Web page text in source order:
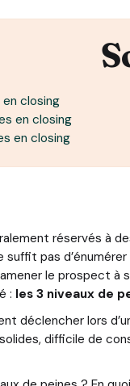
closing
en closing
en closing
réservés à
suffit pas
le prospect à
: les 3 niveaux de
déclencher lors
difficile de